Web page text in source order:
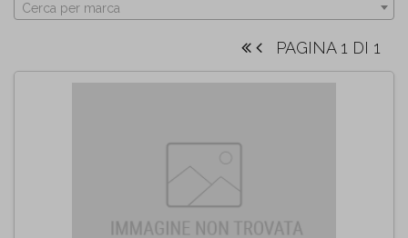
Cerca per marca
PAGINA 1 DI 1